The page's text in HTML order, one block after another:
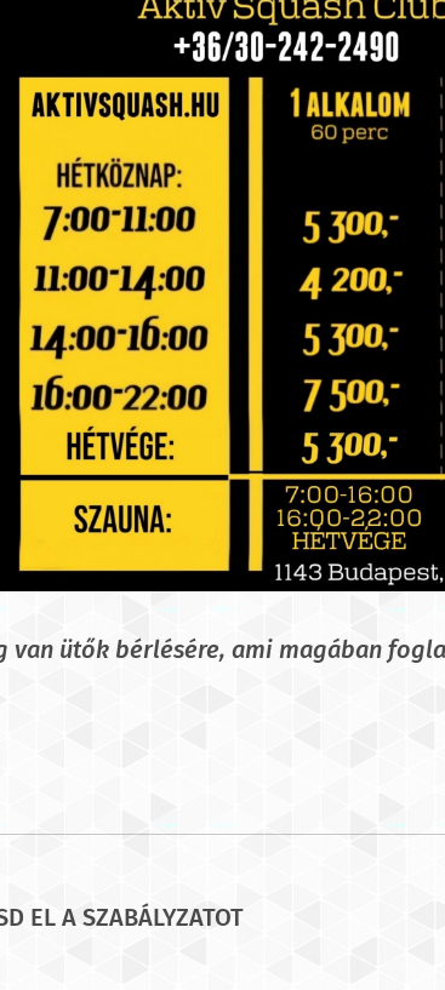
van ütők bérlésére, ami magában
EL A SZABÁLYZATOT 👇🏻